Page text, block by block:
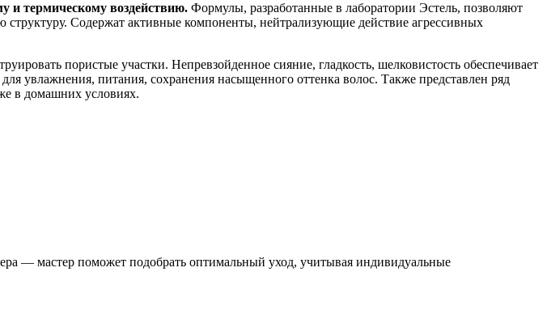
и термическому воздействию. Формулы, разработанные в лаборатории Эстель, позволяют
структуру. Содержат активные компоненты, нейтрализующие действие агрессивных
пористые участки. Непревзойденное сияние, гладкость, шелковистость обеспечивает
увлажнения, питания, сохранения насыщенного оттенка волос. Также представлен ряд
в домашних условиях.
— мастер поможет подобрать оптимальный уход, учитывая индивидуальные